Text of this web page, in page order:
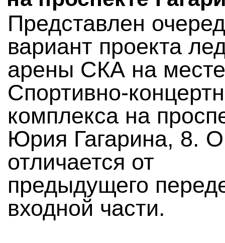
Представлен
вариант проекта
арены СКА на месте
Спортивно-
комплекса на
Юрия Гагарина, 8.
отличается от
предыдущего
входной части.